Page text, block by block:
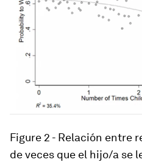
Figure 2 - Relación entre
de veces que el hijo/a se